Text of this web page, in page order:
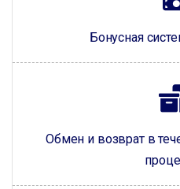
Бонусная
Обмен и возврат в